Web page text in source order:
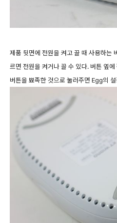
제품 뒷면에 전원을 켜고 끌 때 사용하는
르면 전원을 켜거나 끌 수 있다. 버튼 옆
버튼을 뾰족한 것으로 눌러주면 Egg의